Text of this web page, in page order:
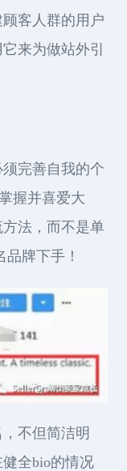
客人群的用户
来为做站外引
完善自我的个
握并喜爱大
法，而不是单
牌下手！
不但简洁明
全bio的情况